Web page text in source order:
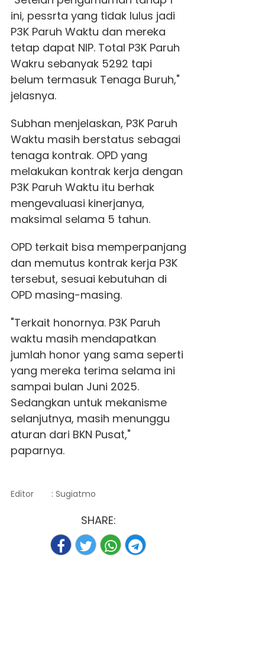
ini, pessrta yang tidak lulus jadi
P3K Paruh Waktu dan mereka
tetap dapat NIP. Total P3K Paruh
Wakru sebanyak 5292 tapi
belum termasuk Tenaga Buruh,"
jelasnya.
Subhan menjelaskan, P3K Paruh
Waktu masih berstatus sebagai
tenaga kontrak. OPD yang
melakukan kontrak kerja dengan
P3K Paruh Waktu itu berhak
mengevaluasi kinerjanya,
maksimal selama 5 tahun.
OPD terkait bisa memperpanjang
dan memutus kontrak kerja P3K
tersebut, sesuai kebutuhan di
OPD masing-masing.
"Terkait honornya. P3K Paruh
waktu masih mendapatkan
jumlah honor yang sama seperti
yang mereka terima selama ini
sampai bulan Juni 2025.
Sedangkan untuk mekanisme
selanjutnya, masih menunggu
aturan dari BKN Pusat,"
paparnya.
Editor : Sugiatmo
SHARE: